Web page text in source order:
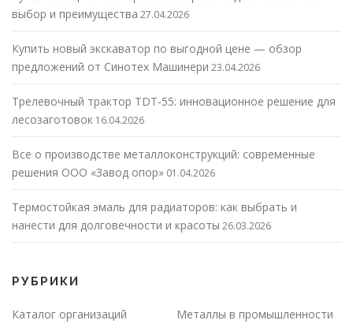
выбор и преимущества 27.04.2026
Купить новый экскаватор по выгодной цене — обзор
предложений от Синотех Машинери 23.04.2026
Трелевочный трактор TDT-55: инновационное решение для
лесозаготовок 16.04.2026
Все о производстве металлоконструкций: современные
решения ООО «Завод опор» 01.04.2026
Термостойкая эмаль для радиаторов: как выбрать и
нанести для долговечности и красоты 26.03.2026
РУБРИКИ
Каталог организаций
Металлы в промышленности